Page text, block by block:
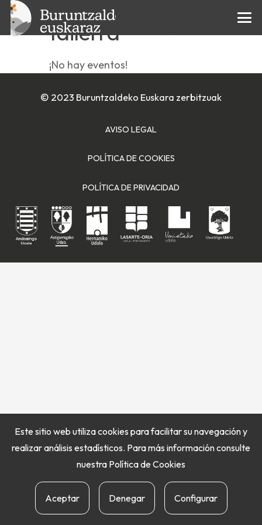
Haurrentzako
tailerra
¡No hay eventos!
© 2023 Buruntzaldeko Euskara zerbitzuak
AVISO LEGAL
POLÍTICA DE COOKIES
POLÍTICA DE PRIVACIDAD
Este sitio web utiliza cookies para facilitar su navegación y
realizar análisis estadísticos. Para más información consulte
nuestra Política de Cookies
Aceptar Denegar Configurar